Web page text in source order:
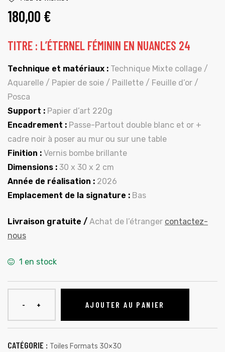
180,00 €
TITRE : L’ÉTERNEL FÉMININ EN NUANCES 24
Technique et matériaux : Technique Mixte collage /
Aquarelle / Papier de soie / Paillette / Feuille d’or /
Posca
Support : Papier d’art 220g
Encadrement : Passe-Partout double blanc et or +
cadre noir à poser au mur ou sur une table
Finition : Vernis bombe brillante
Dimensions : 30 x 30 x 2 cm
Année de réalisation : 2026
Emplacement de la signature : Bas
Livraison gratuite / Achat de l’étranger contactez-
nous
1 en stock
AJOUTER AU PANIER
CATÉGORIE : Toiles Formats 30×30